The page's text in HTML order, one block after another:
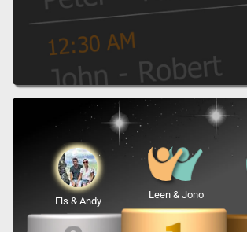
Leen & Jono
Els & Andy